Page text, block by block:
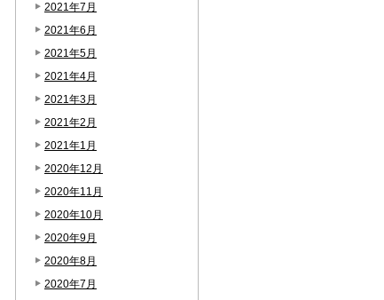
2021年7月
2021年6月
2021年5月
2021年4月
2021年3月
2021年2月
2021年1月
2020年12月
2020年11月
2020年10月
2020年9月
2020年8月
2020年7月